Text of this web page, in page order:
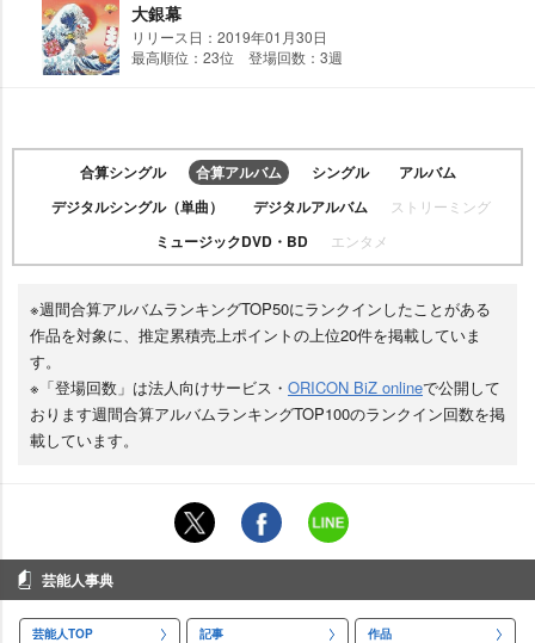
大銀幕
リリース日：2019年01月30日
最高順位：23位 登場回数：3週
合算シングル 合算アルバム シングル
アルバム
デジタルシングル（単曲）
デジタルアルバム ストリーミング
ミュージックDVD・BD エンタメ
※週間合算アルバムランキングTOP50にランクインしたことがある
作品を対象に、推定累積売上ポイントの上位20件を掲載していま
す。
※「登場回数」は法人向けサービス・ ORICON BiZ onlineで公開して
おります週間合算アルバムランキングTOP100のランクイン回数を掲
載しています。
芸能人事典
芸能人TOP 記事 作品